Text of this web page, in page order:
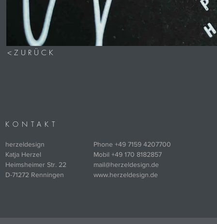
< Z U R Ü C K
KONTAKT
herzeldesign
Katja Herzel
Heimsheimer Str. 22
D-71272 Renningen
Phone +49 7159 4207700
Mobil +49 170 8182857
mail@herzeldesign.de
www.herzeldesign.de